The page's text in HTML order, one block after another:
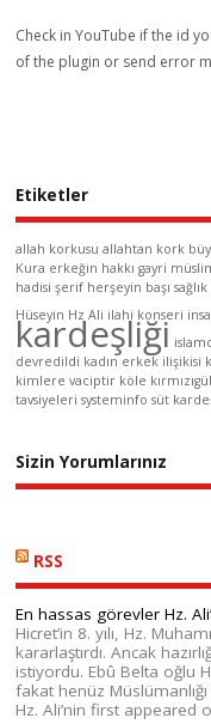
Check in YouTube if the id
of the plugin or send error
Etiketler
allah korkusu allahtan kork
Kura erkeğin hakkı gayri
hadisi şerif herşeyin başı sağlık
Hüseyin Hz Ali ilahi konseri
kardeşliği
devredildi kadın erkek ilişikisi
kimlere vaciptir köle
tavsiyeleri systeminfo süt
Sizin Yorumlarınız
RSS
En hassas görevler Hz.
Hicret’in 8. yılı, Hz.
kararlaştırdı. Ancak
istiyordu. Ebû Belta oğlu
fakat henüz
Hz. Ali’nin first appeared